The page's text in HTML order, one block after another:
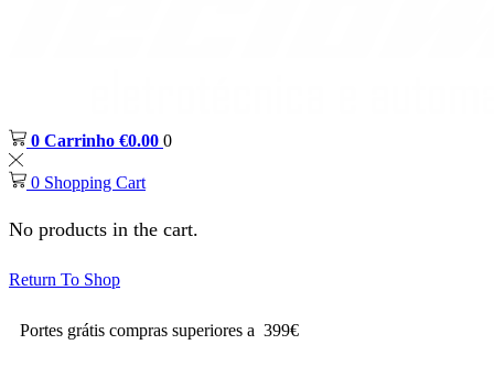
0 Carrinho €0.00 0
0 Shopping Cart
No products in the cart.
Return To Shop
Portes grátis compras superiores a 399€